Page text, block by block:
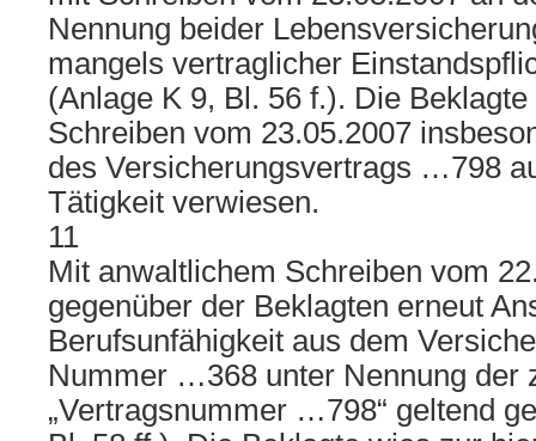
Nennung beider
mangels vertraglicher
(Anlage K 9, Bl. 56 f.). Die
Schreiben vom 23.05.2007
des Versicherungsvertrags …798
Tätigkeit verwiesen.
11
Mit anwaltlichem Schreiben vom
gegenüber der Beklagten erneut
Berufsunfähigkeit aus dem
Nummer …368 unter Nennung der
„Vertragsnummer …798“ geltend